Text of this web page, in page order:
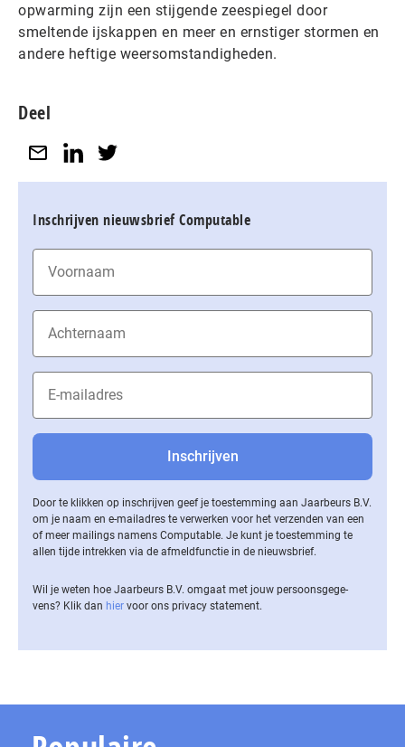
opwarming zijn een stijgende zeespiegel door
smeltende ijskappen en meer en ernstiger stormen en
andere heftige weersomstandigheden.
Deel
Inschrijven nieuwsbrief Computable
Door te klikken op inschrijven geef je toestemming aan Jaarbeurs B.V.
om je naam en e-mailadres te verwerken voor het verzenden van een
of meer mailings namens Computable. Je kunt je toestemming te
allen tijde intrekken via de af­meld­func­tie in de nieuwsbrief.
Wil je weten hoe Jaarbeurs B.V. omgaat met jouw per­soons­ge­ge­
vens? Klik dan hier voor ons privacy statement.